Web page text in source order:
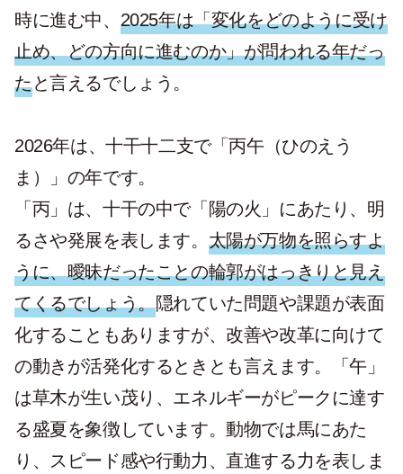
時に進む中、 2025年は「変化をどのように受け
止め、どの方向に進むのか」が問われる年だっ
たと言えるでしょう。
2026年は、十干十二支で「丙午（ひのえう
ま）」の年です。
「丙」は、十干の中で「陽の火」にあたり、明
るさや発展を表します。 太陽が万物を照らすよ
うに、曖昧だったことの輪郭がはっきりと見え
てくるでしょう。隠れていた問題や課題が表面
化することもありますが、改善や改革に向けて
の動きが活発化するときとも言えます。「午」
は草木が生い茂り、エネルギーがピークに達す
る盛夏を象徴しています。動物では馬にあた
り、スピード感や行動力、直進する力を表しま